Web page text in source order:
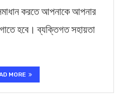
করতে আপনাকে আপনার
হবে। ব্যক্তিগত সহায়তা
MORE